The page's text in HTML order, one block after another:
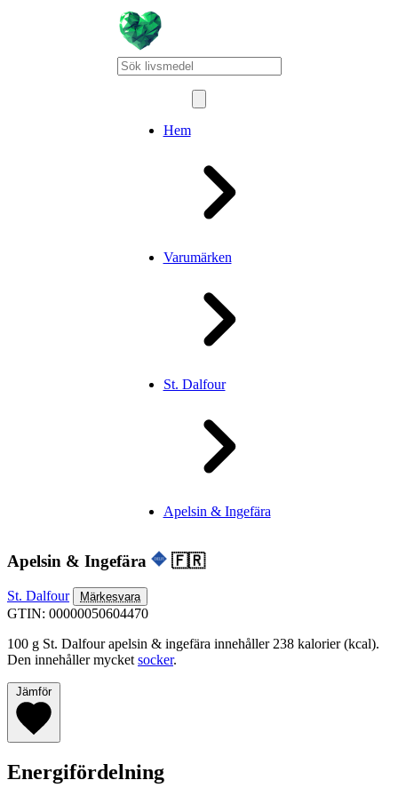
Hem
Varumärken
St. Dalfour
Apelsin & Ingefära
Apelsin & Ingefära 🇫🇷
St. Dalfour Märkesvara
GTIN: 00000050604470
100 g St. Dalfour apelsin & ingefära innehåller 238 kalorier (kcal).
Den innehåller mycketsocker.
Jämför
Energifördelning